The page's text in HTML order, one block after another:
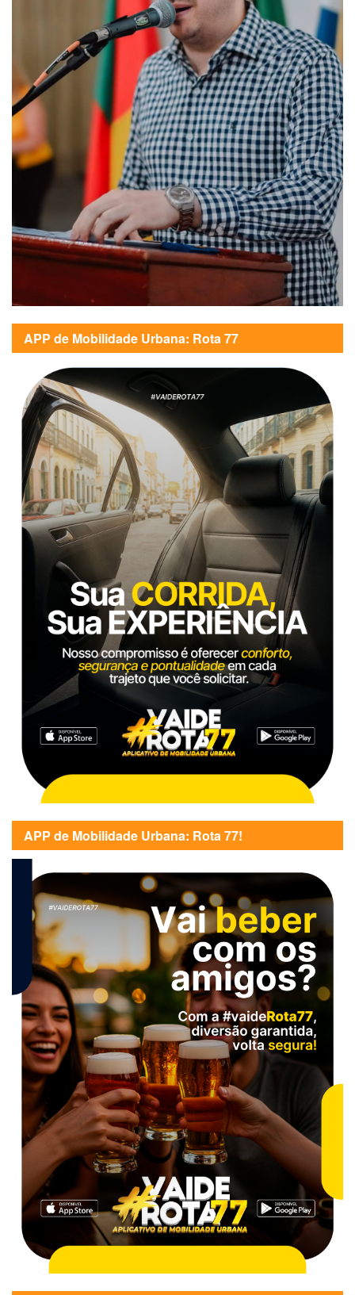
APP de Mobilidade Urbana: Rota 77
APP de Mobilidade Urbana: Rota 77!